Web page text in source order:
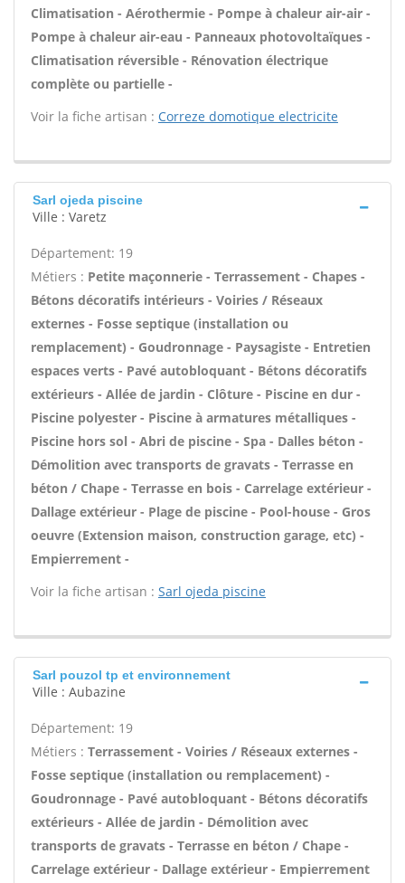
Climatisation - Aérothermie - Pompe à chaleur air-air -
Pompe à chaleur air-eau - Panneaux photovoltaïques -
Climatisation réversible - Rénovation électrique
complète ou partielle -
Voir la fiche artisan : Correze domotique electricite
Sarl ojeda piscine
Ville : Varetz
Département: 19
Métiers : Petite maçonnerie - Terrassement - Chapes -
Bétons décoratifs intérieurs - Voiries / Réseaux
externes - Fosse septique (installation ou
remplacement) - Goudronnage - Paysagiste - Entretien
espaces verts - Pavé autobloquant - Bétons décoratifs
extérieurs - Allée de jardin - Clôture - Piscine en dur -
Piscine polyester - Piscine à armatures métalliques -
Piscine hors sol - Abri de piscine - Spa - Dalles béton -
Démolition avec transports de gravats - Terrasse en
béton / Chape - Terrasse en bois - Carrelage extérieur -
Dallage extérieur - Plage de piscine - Pool-house - Gros
oeuvre (Extension maison, construction garage, etc) -
Empierrement -
Voir la fiche artisan : Sarl ojeda piscine
Sarl pouzol tp et environnement
Ville : Aubazine
Département: 19
Métiers : Terrassement - Voiries / Réseaux externes -
Fosse septique (installation ou remplacement) -
Goudronnage - Pavé autobloquant - Bétons décoratifs
extérieurs - Allée de jardin - Démolition avec
transports de gravats - Terrasse en béton / Chape -
Carrelage extérieur - Dallage extérieur - Empierrement